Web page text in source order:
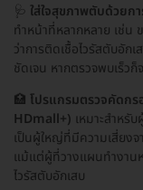
🩺 ใส่ใจสุขภาพตับด้วยก
ทำหน้าที่หลากหลาย เช่น
ว่าการติดเชื้อไวรัสตับอัก
ชัดเจน หากตรวจพบเร็วก็
🏥 โปรแกรมตรวจคัดกร
HDmall+) เหมาะสำหรั
เป็นผู้ใหญ่ที่มีความเสี่ยง
แม้แต่ผู้ที่วางแผนทำงาน
ไวรัสตับอักเสบ